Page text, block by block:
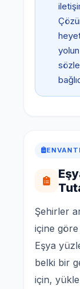
Şehirler
içine
Eşya
belki bir
için,